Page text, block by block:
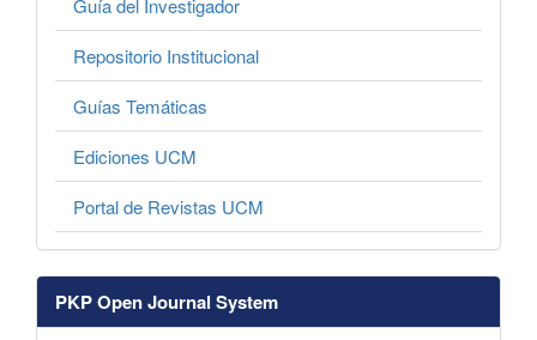
Repositorio Institucional
Guías Temáticas
Ediciones UCM
Portal de Revistas UCM
PKP Open Journal System